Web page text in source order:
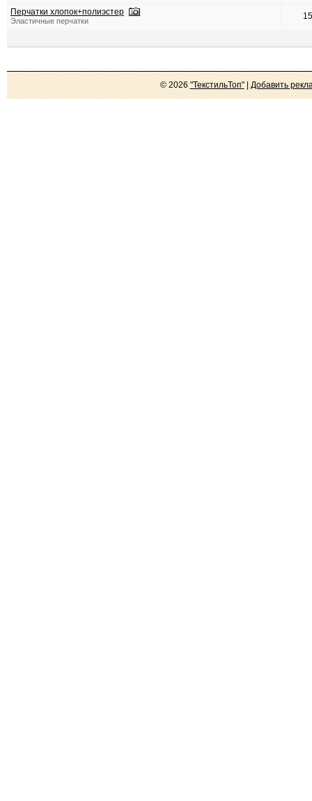
Перчатки хлопок+полиэстер
Эластичные перчатки
© 2026"ТекстильТоп"|Добавить